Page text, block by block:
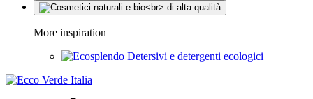
More inspiration
Detersivi e detergenti ecologici